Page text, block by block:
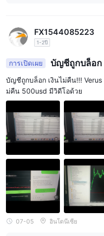
ทราบ ขอขอบคุณสำห
ou further, please
r official support email:
n contacting us, please
ddress so that we can
estigate your case
ur details, we will
rovide you with an update. Thank you for
peration.
FX1544085223
1-2ปี
การเปิดเผย บัญชีถูกบล็อก
บัญชีถูกบล็อก เงินไม่คืน!!!
ม่คืน 500usd มีวิดีโอด้วย
07-05 อินโดนีเซีย